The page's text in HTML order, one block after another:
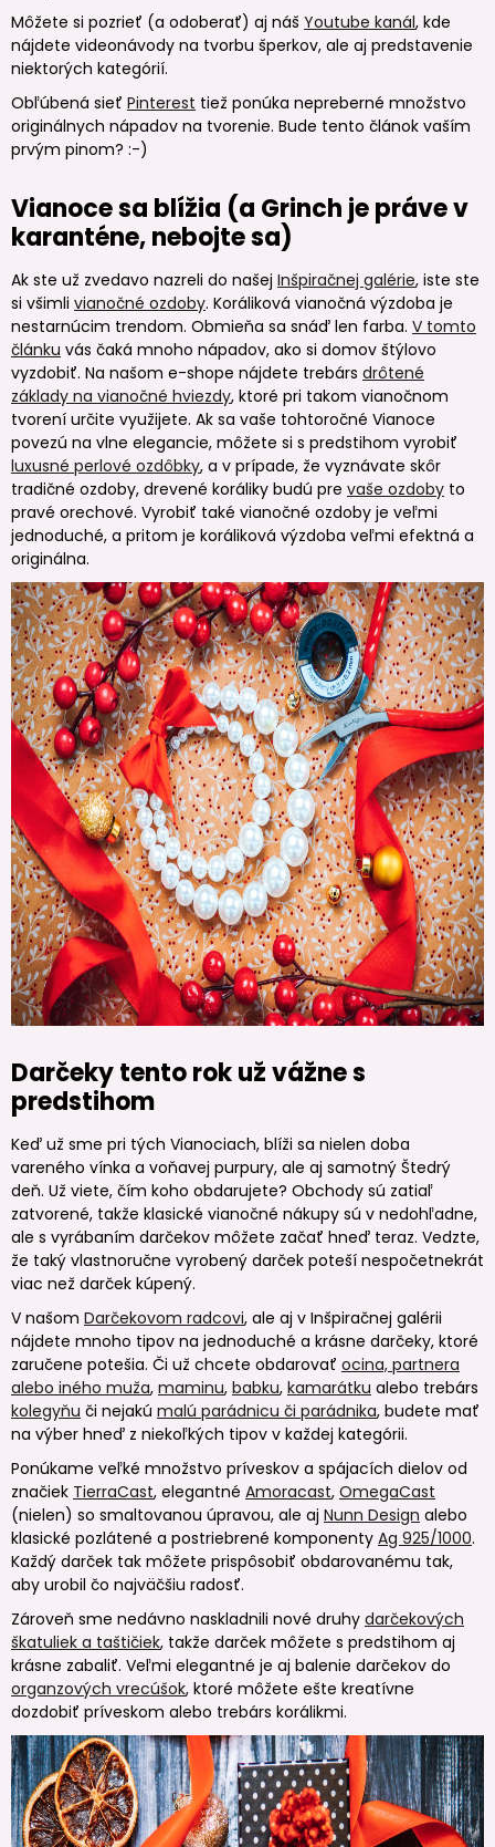
Môžete si pozrieť (a odoberať) aj náš Youtube kanál, kde
nájdete videonávody na tvorbu šperkov, ale aj predstavenie
niektorých kategórií.
Obľúbená sieť Pinterest tiež ponúka nepreberné množstvo
originálnych nápadov na tvorenie. Bude tento článok vaším
prvým pinom? :-)
Vianoce sa blížia (a Grinch je práve v
karanténe, nebojte sa)
Ak ste už zvedavo nazreli do našej Inšpiračnej galérie, iste ste
si všimli vianočné ozdoby. Koráliková vianočná výzdoba je
nestarnúcim trendom. Obmieňa sa snáď len farba. V tomto
článku vás čaká mnoho nápadov, ako si domov štýlovo
vyzdobiť. Na našom e-shope nájdete trebárs drôtené
základy na vianočné hviezdy, ktoré pri takom vianočnom
tvorení určite využijete. Ak sa vaše tohtoročné Vianoce
povezú na vlne elegancie, môžete si s predstihom vyrobiť
luxusné perlové ozdôbky, a v prípade, že vyznávate skôr
tradičné ozdoby, drevené koráliky budú pre vaše ozdoby to
pravé orechové. Vyrobiť také vianočné ozdoby je veľmi
jednoduché, a pritom je koráliková výzdoba veľmi efektná a
originálna.
Darčeky tento rok už vážne s
predstihom
Keď už sme pri tých Vianociach, blíži sa nielen doba
vareného vínka a voňavej purpury, ale aj samotný Štedrý
deň. Už viete, čím koho obdarujete? Obchody sú zatiaľ
zatvorené, takže klasické vianočné nákupy sú v nedohľadne,
ale s vyrábaním darčekov môžete začať hneď teraz. Vedzte,
že taký vlastnoručne vyrobený darček poteší nespočetnekrát
viac než darček kúpený.
V našom Darčekovom radcovi, ale aj v Inšpiračnej galérii
nájdete mnoho tipov na jednoduché a krásne darčeky, ktoré
zaručene potešia. Či už chcete obdarovať ocina, partnera
alebo iného muža, maminu, babku, kamarátku alebo trebárs
kolegyňu či nejakú malú parádnicu či parádnika, budete mať
na výber hneď z niekoľkých tipov v každej kategórii.
Ponúkame veľké množstvo príveskov a spájacích dielov od
značiek TierraCast, elegantné Amoracast, OmegaCast
(nielen) so smaltovanou úpravou, ale aj Nunn Design alebo
klasické pozlátené a postriebrené komponenty Ag 925/1000.
Každý darček tak môžete prispôsobiť obdarovanému tak,
aby urobil čo najväčšiu radosť.
Zároveň sme nedávno naskladnili nové druhy darčekových
škatuliek a taštičiek, takže darček môžete s predstihom aj
krásne zabaliť. Veľmi elegantné je aj balenie darčekov do
organzových vrecúšok, ktoré môžete ešte kreatívne
dozdobiť príveskom alebo trebárs korálikmi.